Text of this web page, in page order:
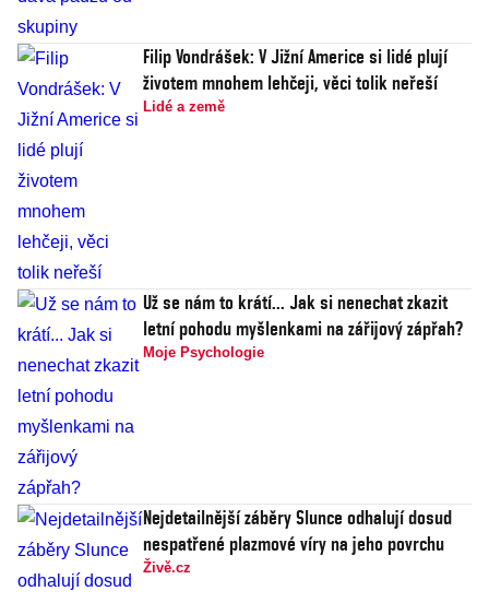
Filip Vondrášek: V Jižní Americe si lidé plují
životem mnohem lehčeji, věci tolik neřeší
Lidé a země
Už se nám to krátí... Jak si nenechat zkazit
letní pohodu myšlenkami na zářijový zápřah?
Moje Psychologie
Nejdetailnější záběry Slunce odhalují dosud
nespatřené plazmové víry na jeho povrchu
Živě.cz